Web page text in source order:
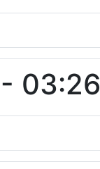
03:26